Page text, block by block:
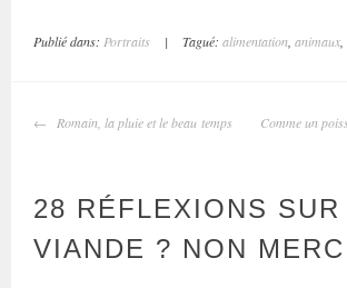
Publié dans: Portraits | Tagué:alimentation ,animaux
NAVIGATION
Romain, la pluie et le beau temps Comme un
28 RÉFLEXIONS SUR
VIANDE ? NON